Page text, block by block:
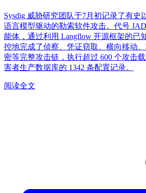
Sysdig 威胁研究团队于7月初记录了有史
语言模型驱动的勒索软件攻击。代号
能体，通过利用 Langflow 开源框架的已
控地完成了侦察、凭证窃取、横向移动
密等完整攻击链，执行超过 600 个攻击
害者生产数据库的 1342 条配置记录。
阅读全文